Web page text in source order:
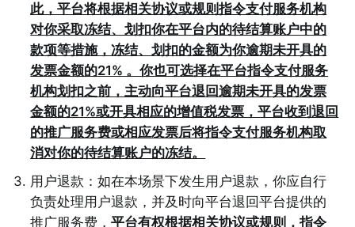
此，平台将根据相关协议或规则指令支付服务机构
对你采取冻结、划扣你在平台内的待结算账户中的
款项等措施，冻结、划扣的金额为你逾期未开具的
发票金额的21% 。你也可选择在平台指令支付服务
机构划扣之前，主动向平台退回逾期未开具的发票
金额的21%或开具相应的增值税发票，平台收到退回
的推广服务费或相应发票后将指令支付服务机构取
消对你的待结算账户的冻结。
3. 用户退款：如在本场景下发生用户退款，你应自行
负责处理用户退款，并及时向平台退回平台提供的
推广服务费，平台有权根据相关协议或规则，指令